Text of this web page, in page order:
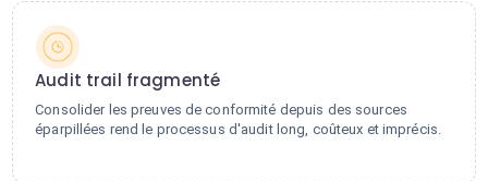
Audit trail fragmenté
Consolider les preuves de conformité depuis des sources
éparpillées rend le processus d'audit long, coûteux et imprécis.